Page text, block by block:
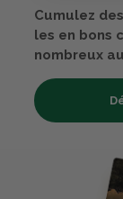
Cumulez
les en bons
nombreux